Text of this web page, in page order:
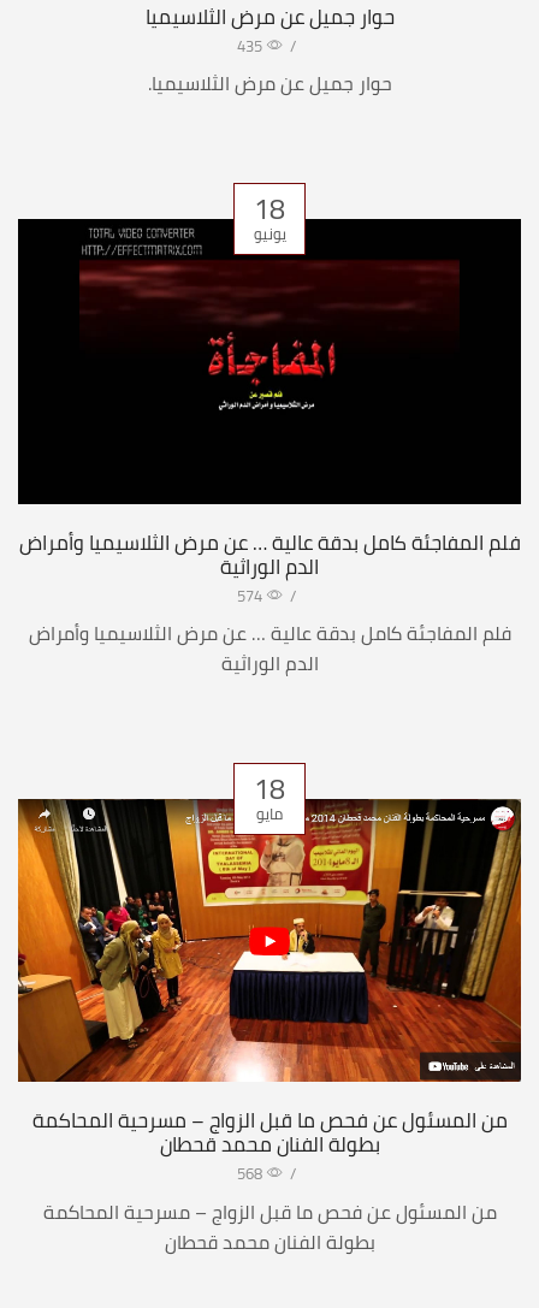
حوار جميل عن مرض الثلاسيميا
/
435
حوار جميل عن مرض الثلاسيميا.
18
يونيو
فلم المفاجئة كامل بدقة عالية … عن مرض الثلاسيميا وأمراض
الدم الوراثية
/
574
فلم المفاجئة كامل بدقة عالية … عن مرض الثلاسيميا وأمراض
الدم الوراثية
18
مايو
من المسئول عن فحص ما قبل الزواج – مسرحية المحاكمة
بطولة الفنان محمد قحطان
/
568
من المسئول عن فحص ما قبل الزواج – مسرحية المحاكمة
بطولة الفنان محمد قحطان